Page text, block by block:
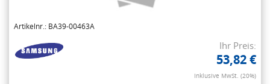
Artikelnr.: BA39-00463A
Ihr Preis:
53,82 €
Inklusive MwSt. (20%)